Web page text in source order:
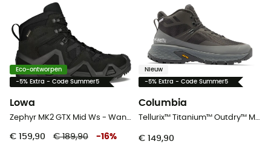
Eco-ontworpen
-5% Extra - Code Summer5
Lowa
Zephyr MK2 GTX Mid Ws - Wandelschoenen - Dames
€ 159,90 € 189,90 -16%
Nieuw
-5% Extra - Code Summer5
Columbia
Tellurix™ Titanium™ Outdry™ Mid - Wandelschoenen - Dames
€ 149,90